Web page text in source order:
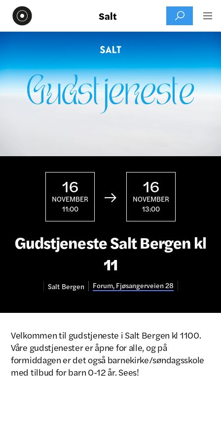
Salt  
16
NOVEMBER
11:00

16
NOVEMBER
13:00
Gudstjeneste Salt Bergen kl
11
Salt Bergen Forum, Fjøsangerveien 28
Velkommen til gudstjeneste i Salt Bergen kl 1100.
Våre gudstjenester er åpne for alle, og på
formiddagen er det også barnekirke/søndagsskole
med tilbud for barn 0-12 år. Sees!